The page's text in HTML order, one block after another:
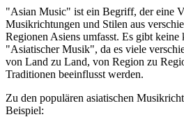
"Asian Music" ist ein Begriff, der eine
Musikrichtungen und Stilen aus
Regionen Asiens umfasst. Es gibt
"Asiatischer Musik", da es viele
von Land zu Land, von Region zu
Traditionen beeinflusst werden.
Zu den populären asiatischen
Beispiel: